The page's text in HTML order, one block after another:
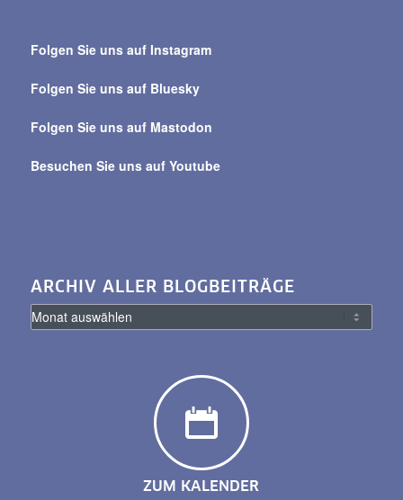
alle
Folgen Sie uns auf Instagram
Folgen Sie uns auf Bluesky
Folgen Sie uns auf Mastodon
Besuchen Sie uns auf Youtube
ARCHIV ALLER BLOGBEITRÄGE
ZUM KALENDER